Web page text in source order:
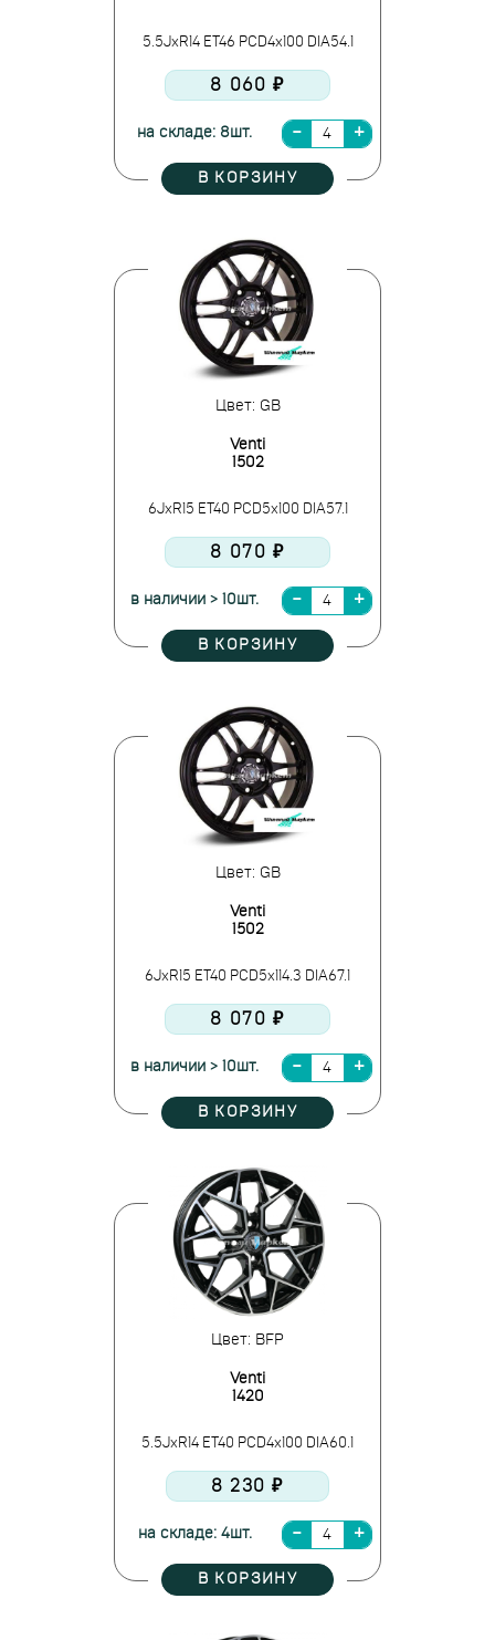
5.5JxR14 ET46 PCD4x100 DIA54.1
8 060 ₽
на складе: 8шт.
В КОРЗИНУ
Цвет: GB
Venti
1502
6JxR15 ET40 PCD5x100 DIA57.1
8 070 ₽
в наличии > 10шт.
В КОРЗИНУ
Цвет: GB
Venti
1502
6JxR15 ET40 PCD5x114.3 DIA67.1
8 070 ₽
в наличии > 10шт.
В КОРЗИНУ
Цвет: BFP
Venti
1420
5.5JxR14 ET40 PCD4x100 DIA60.1
8 230 ₽
на складе: 4шт.
В КОРЗИНУ